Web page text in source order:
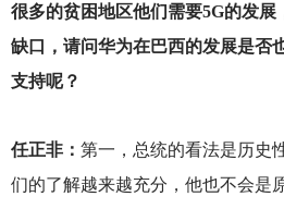
很多的贫困地区他们需要5G的发
缺口，请问华为在巴西的发展是否
支持呢？
任正非： 第一，总统的看法是历史
们的了解越来越充分，他也不会是